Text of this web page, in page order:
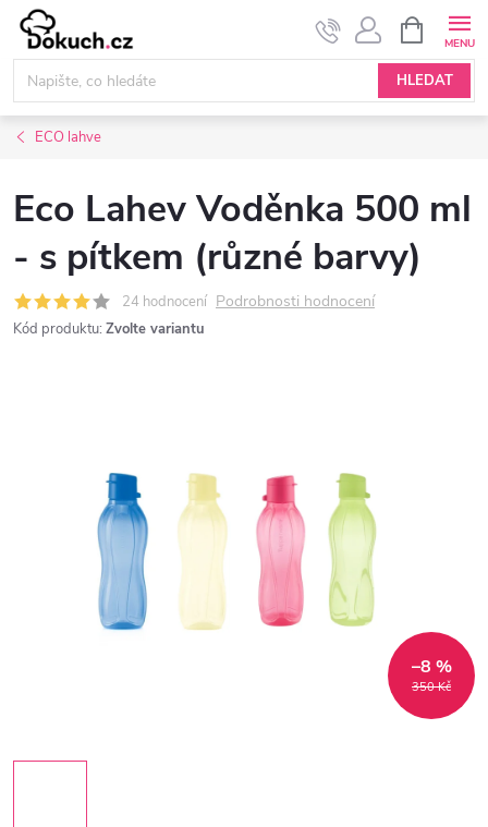
Přejít
obsah
HLEDAT
NÁKUPNÍ
KOŠÍK
ECO lahve
Eco Lahev Voděnka 500 ml
- s pítkem (různé barvy)
24 hodnocení Podrobnosti hodnocení
Kód produktu: Zvolte variantu
350 Kč
–8 %